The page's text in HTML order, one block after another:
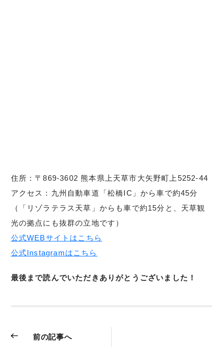
住所：〒869-3602 熊本県上天草市大矢野町上5252-44
アクセス：九州自動車道「松橋IC」から車で約45分
（「リゾラテラス天草」からも車で約15分と、天草観
光の拠点にも抜群の立地です）
公式WEBサイトはこちら
公式Instagramはこちら
最後まで読んでいただきありがとうございました！
前の記事へ